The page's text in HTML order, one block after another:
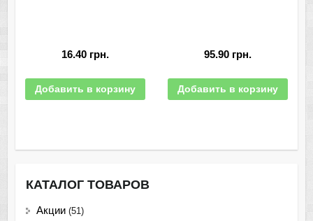
16.40 грн.
Добавить в корзину
95.90 грн.
Добавить в корзину
КАТАЛОГ ТОВАРОВ
Акции (51)